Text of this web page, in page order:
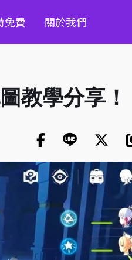
免費 關於我們
教學分享！